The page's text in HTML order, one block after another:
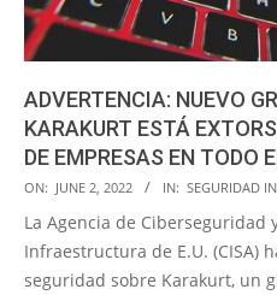
ADVERTENCIA: NUEVO
KARAKURT ESTÁ
DE EMPRESAS EN TODO
2022-
06-
02
ON: JUNE 2, 2022 IN: SEGURIDAD
La Agencia de Ciberseguridad
Infraestructura de E.U. (CISA)
seguridad sobre Karakurt, un